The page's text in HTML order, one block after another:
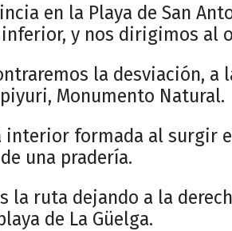
en la Playa de San
y nos dirigimos al
la desviación, a
Monumento Natural.
interior formada al surgir
una pradería.
la ruta dejando a la
de La Güelga.